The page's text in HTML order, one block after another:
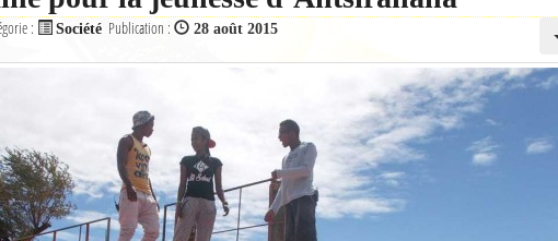
: Société Publication : 28 août 2015